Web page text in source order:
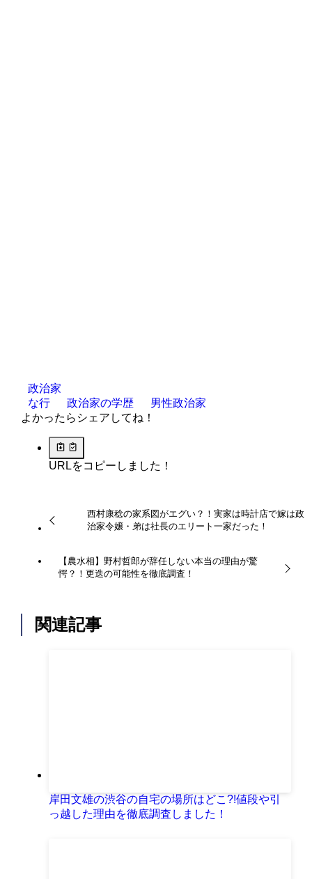
政治家
な行
政治家の学歴
男性政治家
よかったらシェアしてね！
URLをコピーしました！
西村康稔の家系図がエグい？！実家は時計店で嫁は政
治家令嬢・弟は社長のエリート一家だった！
【農水相】野村哲郎が辞任しない本当の理由が驚
愕？！更迭の可能性を徹底調査！
関連記事
岸田文雄の渋谷の自宅の場所はどこ?!値段や引
っ越した理由を徹底調査しました！